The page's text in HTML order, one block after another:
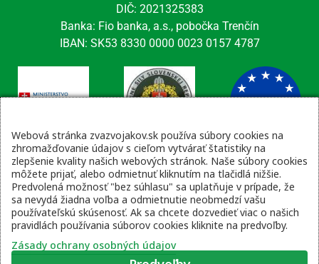
DIČ: 2021325383
Banka: Fio banka, a.s., pobočka Trenčín
IBAN: SK53 8330 0000 0023 0157 4787
Kontaktné údaje
email: tajomnik@zvsr.sk
telefón: 0908535335
vojenská linka: 0960 333 818
Webová stránka zvazvojakov.sk používa súbory cookies na
zhromažďovanie údajov s cieľom vytvárať štatistiky na
zlepšenie kvality našich webových stránok. Naše súbory cookies
môžete prijať, alebo odmietnuť kliknutím na tlačidlá nižšie.
Predvolená možnosť "bez súhlasu" sa uplatňuje v prípade, že
sa nevydá žiadna voľba a odmietnutie neobmedzí vašu
používateľskú skúsenosť. Ak sa chcete dozvedieť viac o našich
pravidlách používania súborov cookies kliknite na predvoľby.
Zásady ochrany osobných údajov